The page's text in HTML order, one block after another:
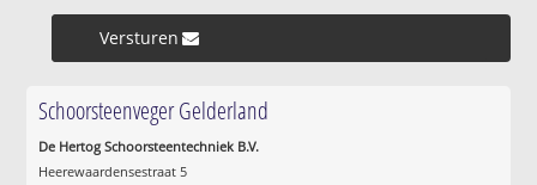
Versturen »
Schoorsteenveger Gelderland
De Hertog Schoorsteentechniek B.V.
Heerewaardensestraat 5